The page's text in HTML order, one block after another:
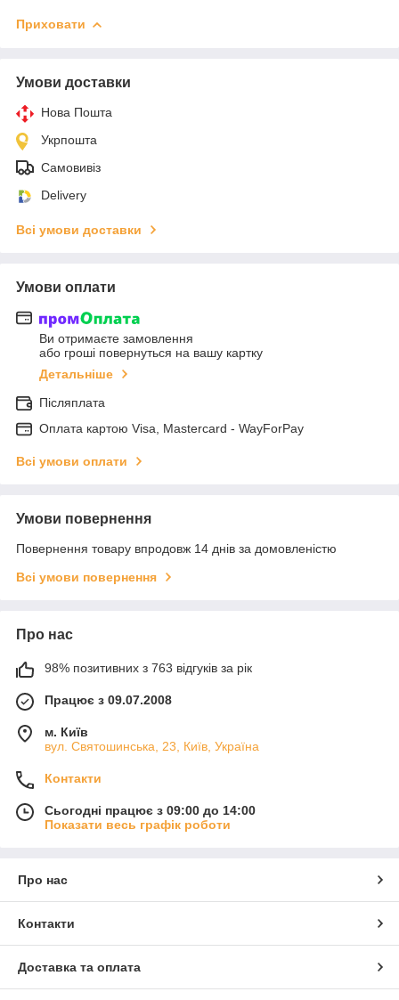
Приховати
Умови доставки
Нова Пошта
Укрпошта
Самовивіз
Delivery
Всі умови доставки
Умови оплати
Ви отримаєте замовлення
або гроші повернуться на вашу картку
Детальніше
Післяплата
Оплата картою Visa, Mastercard - WayForPay
Всі умови оплати
Умови повернення
Повернення товару впродовж 14 днів за домовленістю
Всі умови повернення
Про нас
98% позитивних з 763 відгуків за рік
Працює з 09.07.2008
м. Київ
вул. Святошинська, 23, Київ, Україна
Контакти
Сьогодні працює з 09:00 до 14:00
Показати весь графік роботи
Про нас
Контакти
Доставка та оплата